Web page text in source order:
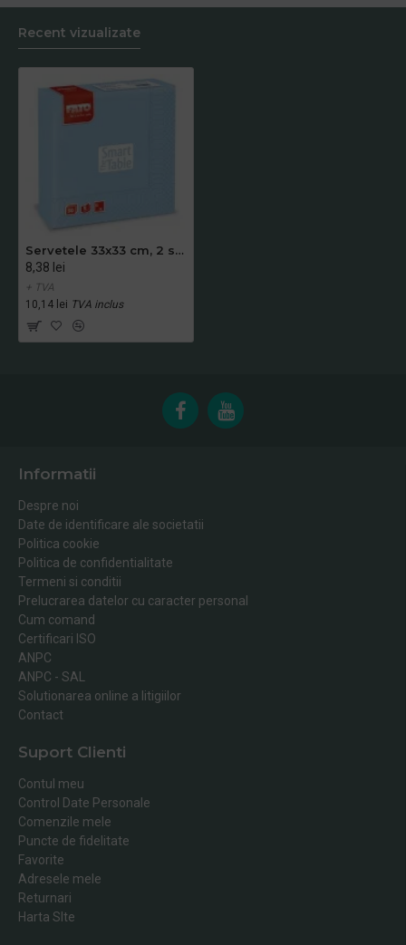
Recent vizualizate
Servetele 33x33 cm, 2 straturi, Smart Table Light Blue, Fato
8,38 lei
+ TVA
10,14 lei TVA inclus
Informatii
Despre noi
Date de identificare ale societatii
Politica cookie
Politica de confidentialitate
Termeni si conditii
Prelucrarea datelor cu caracter personal
Cum comand
Certificari ISO
ANPC
ANPC - SAL
Solutionarea online a litigiilor
Contact
Suport Clienti
Contul meu
Control Date Personale
Comenzile mele
Puncte de fidelitate
Favorite
Adresele mele
Returnari
Harta SIte